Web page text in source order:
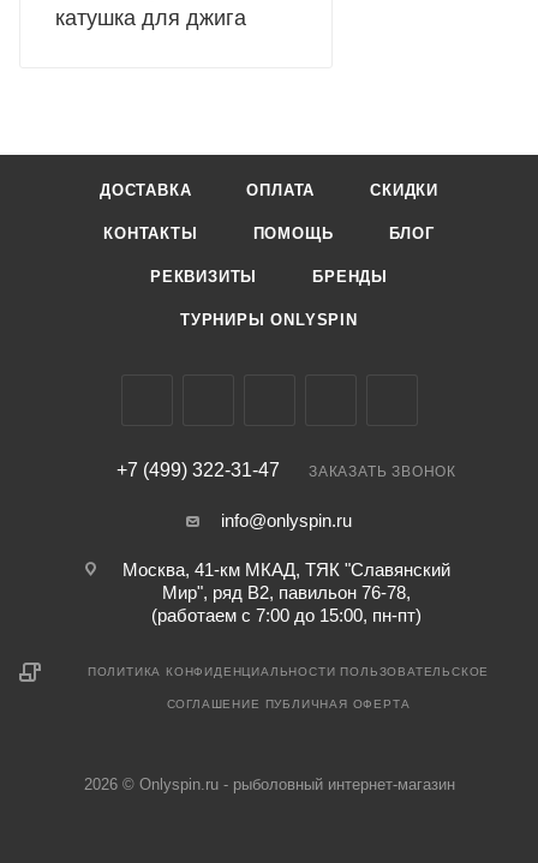
катушка для джига
ДОСТАВКА ОПЛАТА СКИДКИ
КОНТАКТЫ ПОМОЩЬ БЛОГ
РЕКВИЗИТЫ БРЕНДЫ
ТУРНИРЫ ONLYSPIN
+7 (499) 322-31-47 ЗАКАЗАТЬ ЗВОНОК
info@onlyspin.ru
Москва, 41-км МКАД, ТЯК "Славянский
Мир", ряд В2, павильон 76-78,
(работаем с 7:00 до 15:00, пн-пт)
ПОЛИТИКА КОНФИДЕНЦИАЛЬНОСТИ ПОЛЬЗОВАТЕЛЬСКОЕ
СОГЛАШЕНИЕ ПУБЛИЧНАЯ ОФЕРТА
2026 © Onlyspin.ru - рыболовный интернет-магазин